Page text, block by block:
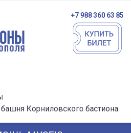
+7 988 360 63 85
Корниловского бастиона